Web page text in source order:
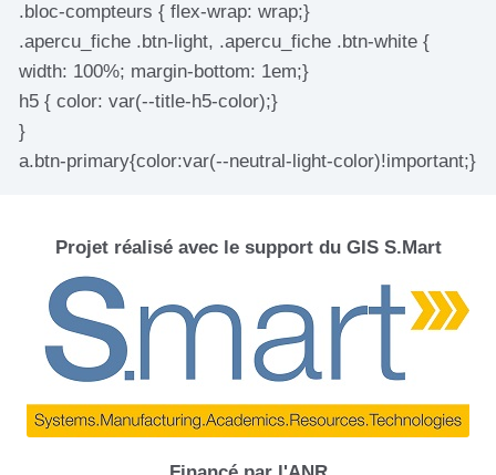
.bloc-compteurs { flex-wrap: wrap;}
.apercu_fiche .btn-light, .apercu_fiche .btn-white {
width: 100%; margin-bottom: 1em;}
h5 { color: var(--title-h5-color);}
}
a.btn-primary{color:var(--neutral-light-color)!important;}
Projet réalisé avec le support du GIS S.Mart